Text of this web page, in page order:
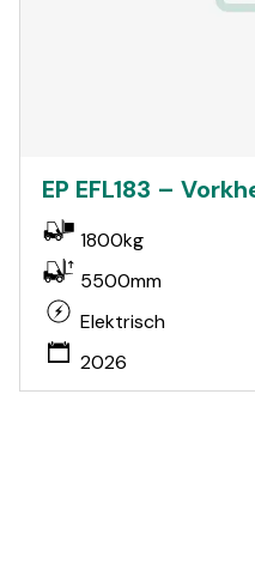
EP EFL183 –
1800kg
5500mm
Elektrisch
2026